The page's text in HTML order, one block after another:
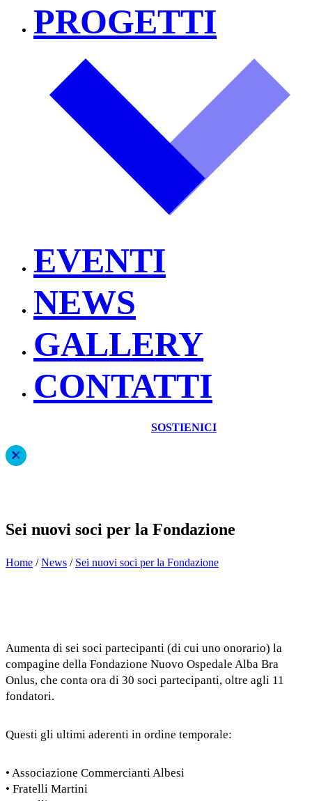
PROGETTI
EVENTI
NEWS
GALLERY
CONTATTI
SOSTIENICI
Sei nuovi soci per la Fondazione
Home /News / Sei nuovi soci per la Fondazione
Aumenta di sei soci partecipanti (di cui uno onorario) la
compagine della Fondazione Nuovo Ospedale Alba Bra
Onlus, che conta ora di 30 soci partecipanti, oltre agli 11
fondatori.
Questi gli ultimi aderenti in ordine temporale:
• Associazione Commercianti Albesi
• Fratelli Martini